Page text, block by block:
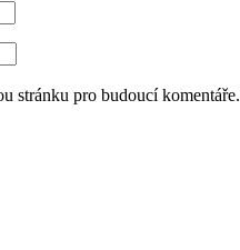
stránku pro budoucí komentáře.